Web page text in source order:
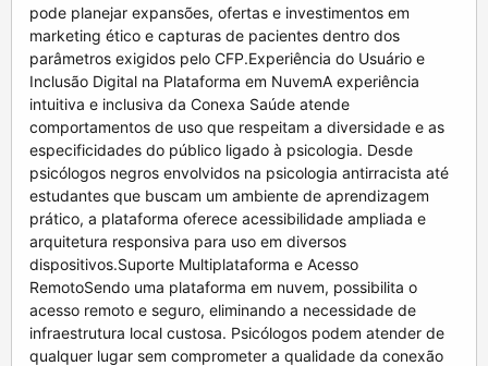
pode planejar expansões, ofertas e investimentos em
marketing ético e capturas de pacientes dentro dos
parâmetros exigidos pelo CFP.Experiência do Usuário e
Inclusão Digital na Plataforma em NuvemA experiência
intuitiva e inclusiva da Conexa Saúde atende
comportamentos de uso que respeitam a diversidade e as
especificidades do público ligado à psicologia. Desde
psicólogos negros envolvidos na psicologia antirracista até
estudantes que buscam um ambiente de aprendizagem
prático, a plataforma oferece acessibilidade ampliada e
arquitetura responsiva para uso em diversos
dispositivos.Suporte Multiplataforma e Acesso
RemotoSendo uma plataforma em nuvem, possibilita o
acesso remoto e seguro, eliminando a necessidade de
infraestrutura local custosa. Psicólogos podem atender de
qualquer lugar sem comprometer a qualidade da conexão